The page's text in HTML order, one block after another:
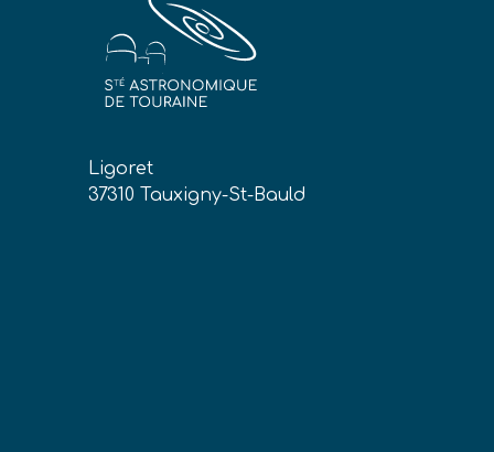
Ligoret
37310 Tauxigny-St-Bauld